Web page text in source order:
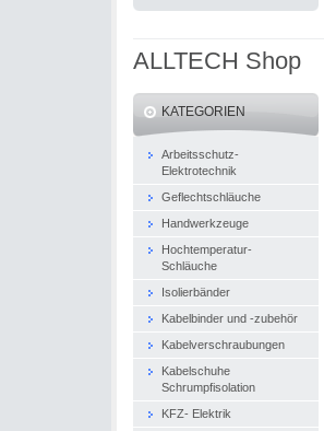
ALLTECH Shop
KATEGORIEN
Arbeitsschutz-
Elektrotechnik
Geflechtschläuche
Handwerkzeuge
Hochtemperatur-
Schläuche
Isolierbänder
Kabelbinder und -zubehör
Kabelverschraubungen
Kabelschuhe
Schrumpfisolation
KFZ- Elektrik